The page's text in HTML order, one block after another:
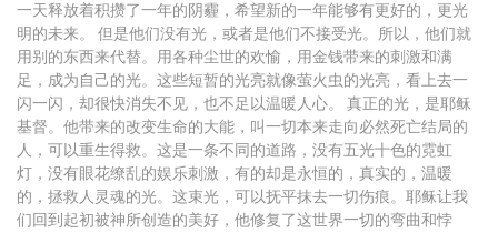
一天释放着积攒了一年的阴霾，希望新的一年能够有更好的，更光
明的未来。 但是他们没有光，或者是他们不接受光。所以，他们就
用别的东西来代替。用各种尘世的欢愉，用金钱带来的刺激和满
足，成为自己的光。这些短暂的光亮就像萤火虫的光亮，看上去一
闪一闪，却很快消失不见，也不足以温暖人心。 真正的光，是耶稣
基督。他带来的改变生命的大能，叫一切本来走向必然死亡结局的
人，可以重生得救。这是一条不同的道路，没有五光十色的霓虹
灯，没有眼花缭乱的娱乐刺激，有的却是永恒的，真实的，温暖
的，拯救人灵魂的光。这束光，可以抚平抹去一切伤痕。耶稣让我
们回到起初被神所创造的美好，他修复了这世界一切的弯曲和悖